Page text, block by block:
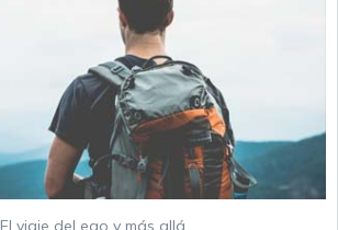
El viaje del ego y más allá